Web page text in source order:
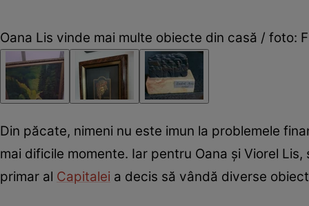
Oana Lis vinde mai multe obiecte din casă / foto:
Din păcate, nimeni nu este imun la problemele
mai dificile momente. Iar pentru Oana și Viorel
primar al Capitalei a decis să vândă diverse